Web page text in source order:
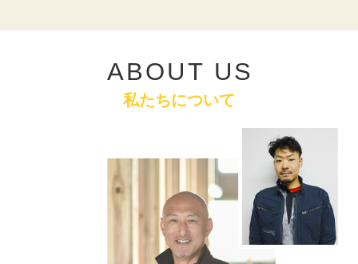
ABOUT US
私たちについて